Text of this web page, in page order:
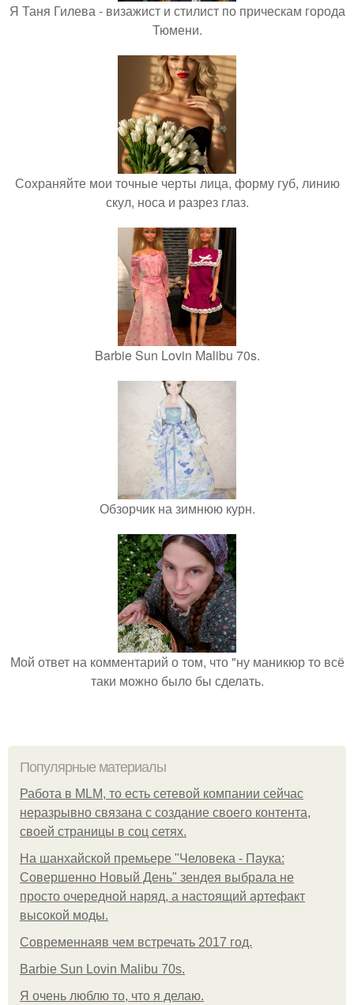
Я Таня Гилева - визажист и стилист по прическам города
Тюмени.
Сохраняйте мои точные черты лица, форму губ, линию
скул, носа и разрез глаз.
Barbie Sun Lovin Malibu 70s.
Обзорчик на зимнюю курн.
Мой ответ на комментарий о том, что "ну маникюр то всё
таки можно было бы сделать.
Популярные материалы
Работа в MLM, то есть сетевой компании сейчас
неразрывно связана с создание своего контента,
своей страницы в соц сетях.
На шанхайской премьере "Человека - Паука:
Совершенно Новый День" зендея выбрала не
просто очередной наряд, а настоящий артефакт
высокой моды.
Современнаяв чем встречать 2017 год.
Barbie Sun Lovin Malibu 70s.
Я очень люблю то, что я делаю.